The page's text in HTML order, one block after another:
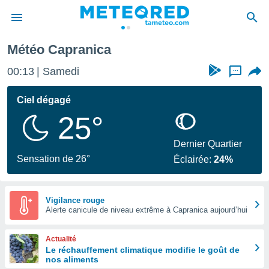
de
Météo Capranica
00:13 Samedi ...
Ciel dégagé
25°
Sensation de 26°
Dernier Quartier
Éclairée:24%
Vigilance rouge
Alerte canicule de niveau extrême à Capranica aujourd’hui
Actualité
Le réchauffement climatique modifie le goût de
nos aliments